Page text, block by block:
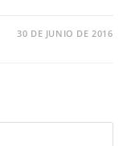
30 DE JUNIO DE 2016